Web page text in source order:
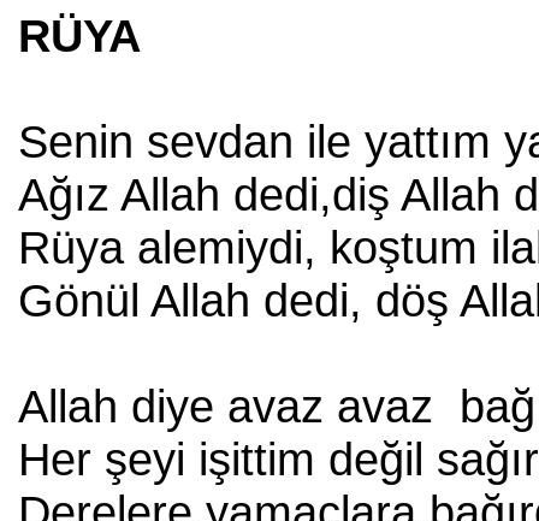
RÜYA
Senin sevdan ile yattım
Ağız Allah dedi,diş Allah
Rüya alemiydi, koştum
Gönül Allah dedi, döş
Allah diye avaz avaz
Her şeyi işittim değil